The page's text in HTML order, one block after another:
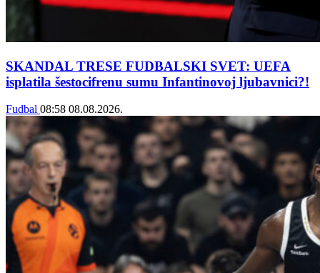
SKANDAL TRESE FUDBALSKI SVET: UEFA
isplatila šestocifrenu sumu Infantinovoj ljubavnici?!
Fudbal 08:58 08.08.2026.